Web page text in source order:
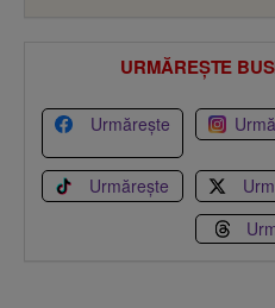
URMĂREȘTE
Urmărește
Urmărește